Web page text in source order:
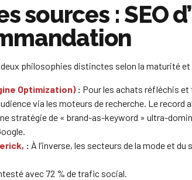
sources : SEO
deux philosophies distinctes selon la maturité
Optimization): Pour les achats réfléchis
via les moteurs de recherche. Le record
stratégie de « brand-as-keyword » ultra-
: À l’inverse, les secteurs de la mode et
avec 72 % de trafic social.